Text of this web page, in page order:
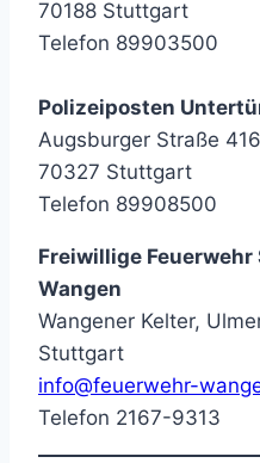
70188 Stuttgart
Telefon 89903500
Polizeiposten
Augsburger Straße 416
70327 Stuttgart
Telefon 89908500
Freiwillige
Wangen
Wangener Kelter,
Stuttgart
info@feuerwehr-
Telefon 2167-9313